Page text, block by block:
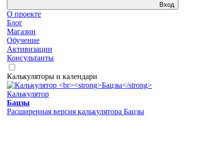
Вход
О проекте
Блог
Магазин
Обучение
Активизации
Консультанты
Калькуляторы и календари
Калькулятор
Бацзы
Расширенная версия калькулятора Бацзы